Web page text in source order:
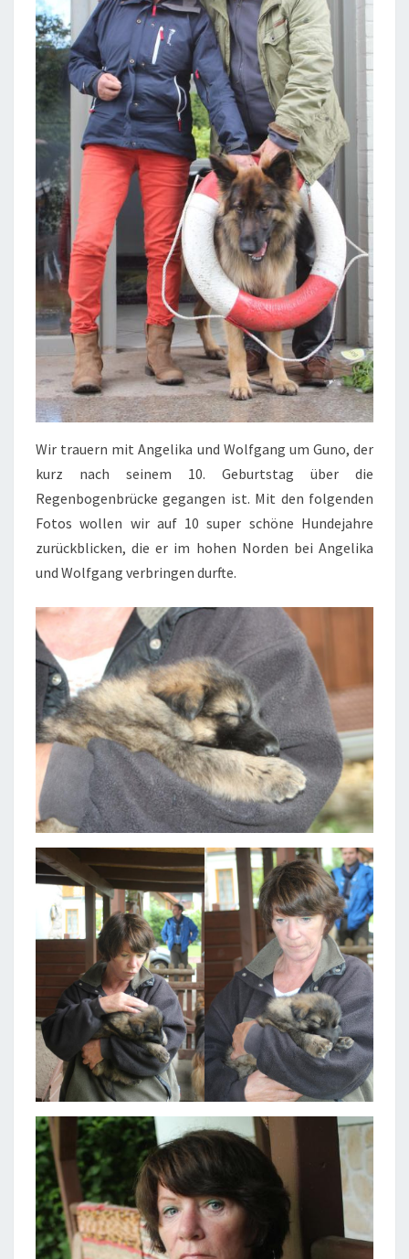
Wir trauern mit Angelika und Wolfgang um Guno, der
kurz nach seinem 10. Geburtstag über die
Regenbogenbrücke gegangen ist. Mit den folgenden
Fotos wollen wir auf 10 super schöne Hundejahre
zurückblicken, die er im hohen Norden bei Angelika
und Wolfgang verbringen durfte.